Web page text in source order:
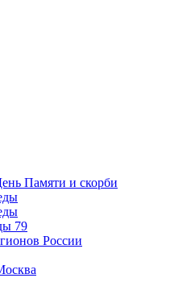
Памяти и скорби
79
России